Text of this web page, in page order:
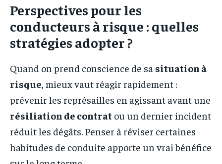
Perspectives pour les
conducteurs à risque : quelles
stratégies adopter ?
Quand on prend conscience de sa situation à
risque , mieux vaut réagir rapidement :
prévenir les représailles en agissant avant une
résiliation de contrat ou un dernier incident
réduit les dégâts. Penser à réviser certaines
habitudes de conduite apporte un vrai bénéfice